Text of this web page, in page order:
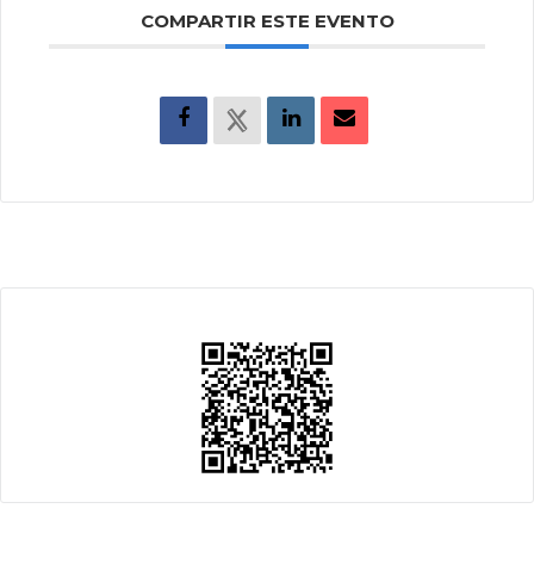
COMPARTIR ESTE EVENTO